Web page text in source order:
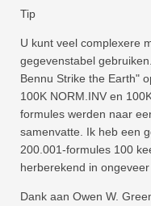
Tip
U kunt veel complexere
gegevenstabel
Bennu Strike the Earth"
100K NORM.INV en
formules werden naar
samenvatte. Ik heb een
200.001-formules 100
herberekend in ongeveer
Dank aan Owen W.